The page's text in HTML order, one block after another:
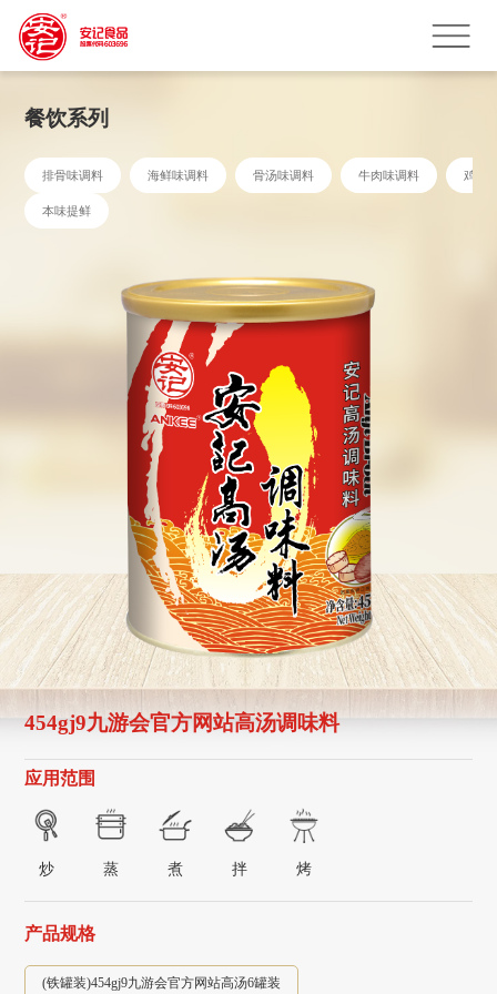
餐饮系列
排骨味调料 海鲜味调料 骨汤味调料 牛肉味调料 鸡鲜
本味提鲜
454gj9九游会官方网站高汤调味料
应用范围
炒 蒸 煮 拌 烤
产品规格
(铁罐装)454gj9九游会官方网站高汤6罐装